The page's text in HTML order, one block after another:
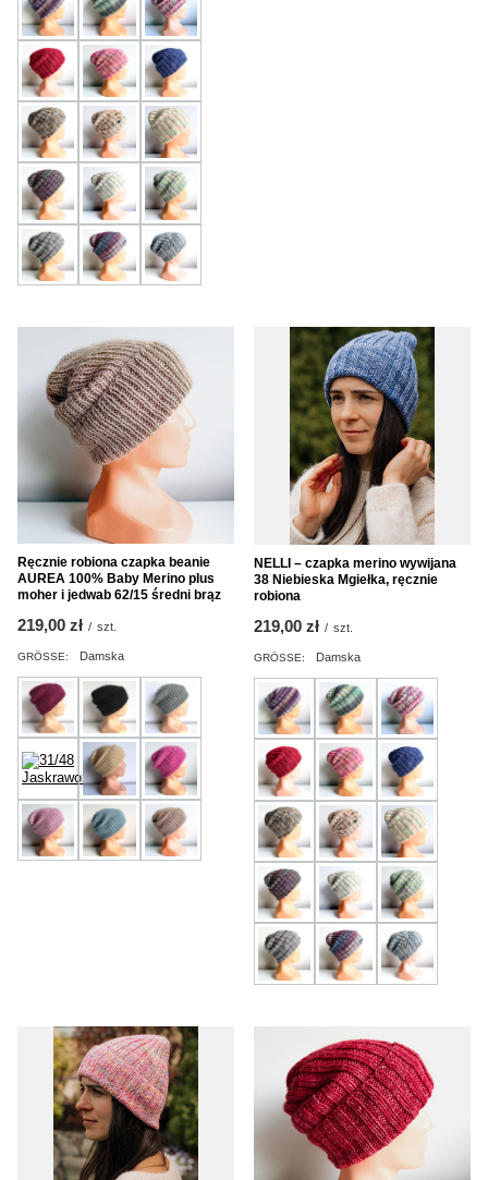
Ręcznie robiona czapka beanie
AUREA 100% Baby Merino plus
moher i jedwab 62/15 średni brąz
219,00 zł / szt.
GRÖSSE: Damska
NELLI – czapka merino wywijana
38 Niebieska Mgiełka, ręcznie
robiona
219,00 zł / szt.
GRÖSSE: Damska